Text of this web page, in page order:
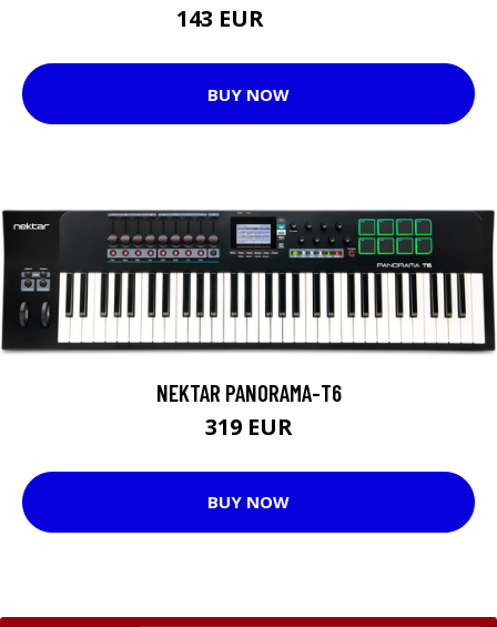
143 EUR
BUY NOW
NEKTAR PANORAMA-T6
319 EUR
BUY NOW